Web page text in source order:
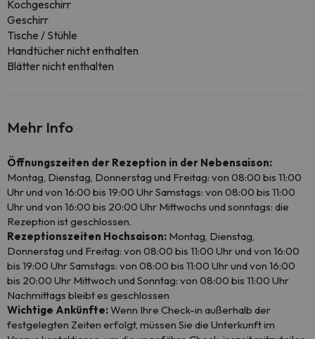
Kochgeschirr
Geschirr
Tische / Stühle
Handtücher nicht enthalten
Blätter nicht enthalten
Mehr Info
Öffnungszeiten der Rezeption in der Nebensaison:
Montag, Dienstag, Donnerstag und Freitag: von 08:00 bis 11:00
Uhr und von 16:00 bis 19:00 Uhr Samstags: von 08:00 bis 11:00
Uhr und von 16:00 bis 20:00 Uhr Mittwochs und sonntags: die
Rezeption ist geschlossen.
Rezeptionszeiten Hochsaison: Montag, Dienstag,
Donnerstag und Freitag: von 08:00 bis 11:00 Uhr und von 16:00
bis 19:00 Uhr Samstags: von 08:00 bis 11:00 Uhr und von 16:00
bis 20:00 Uhr Mittwoch und Sonntag: von 08:00 bis 11:00 Uhr
Nachmittags bleibt es geschlossen
Wichtige Ankünfte:Wenn Ihre Check-in außerhalb der
festgelegten Zeiten erfolgt, müssen Sie die Unterkunft im